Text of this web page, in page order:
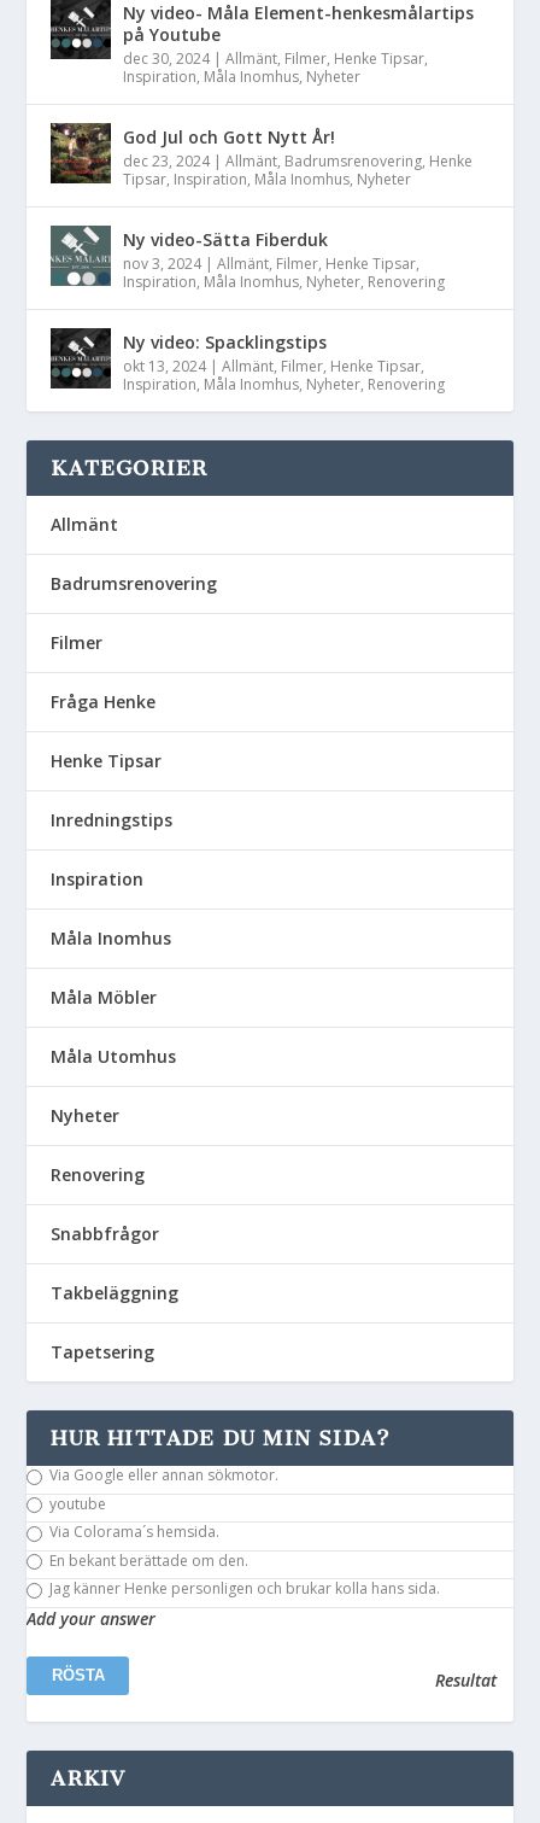
Ny video- Måla Element-henkesmålartips
på Youtube
dec 30, 2024|Allmänt, Filmer, Henke Tipsar,
Inspiration, Måla Inomhus, Nyheter
God Jul och Gott Nytt År!
dec 23, 2024|Allmänt, Badrumsrenovering, Henke
Tipsar, Inspiration, Måla Inomhus, Nyheter
Ny video-Sätta Fiberduk
nov 3, 2024|Allmänt, Filmer, Henke Tipsar,
Inspiration, Måla Inomhus, Nyheter, Renovering
Ny video: Spacklingstips
okt 13, 2024|Allmänt, Filmer, Henke Tipsar,
Inspiration, Måla Inomhus, Nyheter, Renovering
KATEGORIER
Allmänt
Badrumsrenovering
Filmer
Fråga Henke
Henke Tipsar
Inredningstips
Inspiration
Måla Inomhus
Måla Möbler
Måla Utomhus
Nyheter
Renovering
Snabbfrågor
Takbeläggning
Tapetsering
HUR HITTADE DU MIN SIDA?
Via Google eller annan sökmotor.
youtube
Via Colorama´s hemsida.
En bekant berättade om den.
Jag känner Henke personligen och brukar kolla hans sida.
Add your answer
Resultat
ARKIV